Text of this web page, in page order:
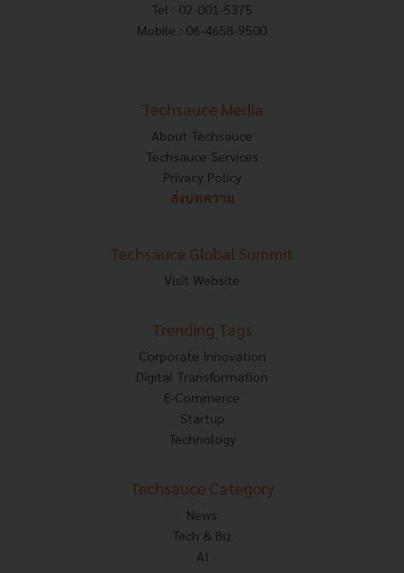
Tel : 02-001-5375
Mobile : 06-4658-9500
Techsauce Media
About Techsauce
Techsauce Services
Privacy Policy
ส่งบทความ
Techsauce Global Summit
Visit Website
Trending Tags
Corporate Innovation
Digital Transformation
E-Commerce
Startup
Technology
Techsauce Category
News
Tech & Biz
AI